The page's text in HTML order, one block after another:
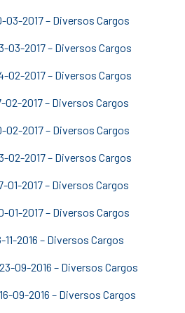
03-2017 – Diversos Cargos
03-2017 – Diversos Cargos
02-2017 – Diversos Cargos
02-2017 – Diversos Cargos
02-2017 – Diversos Cargos
02-2017 – Diversos Cargos
01-2017 – Diversos Cargos
01-2017 – Diversos Cargos
2016 – Diversos Cargos
09-2016 – Diversos Cargos
09-2016 – Diversos Cargos